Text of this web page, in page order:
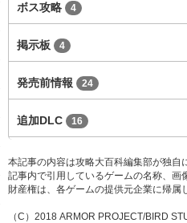
ボス攻略 4
掲示板 4
発売前情報 24
追加DLC 16
本記事の内容は攻略大百科編集部が独自
記事内で引用しているゲームの名称、画
財産権は、各ゲームの提供元企業に帰属
（C）2018 ARMOR PROJECT/BIRD